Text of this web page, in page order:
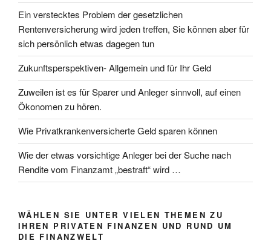
Ein verstecktes Problem der gesetzlichen
Rentenversicherung wird jeden treffen, Sie können aber für
sich persönlich etwas dagegen tun
Zukunftsperspektiven- Allgemein und für Ihr Geld
Zuweilen ist es für Sparer und Anleger sinnvoll, auf einen
Ökonomen zu hören.
Wie Privatkrankenversicherte Geld sparen können
Wie der etwas vorsichtige Anleger bei der Suche nach
Rendite vom Finanzamt „bestraft“ wird …
WÄHLEN SIE UNTER VIELEN THEMEN ZU
IHREN PRIVATEN FINANZEN UND RUND UM
DIE FINANZWELT